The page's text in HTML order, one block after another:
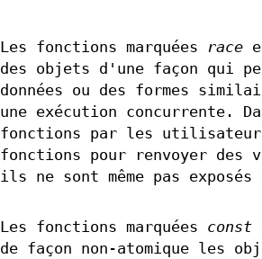
Les fonctions marquées race
des objets d'une façon qui
données ou des formes
une exécution concurrente.
fonctions par les
fonctions pour renvoyer
ils ne sont même pas
Les fonctions marquées const
de façon non-atomique les